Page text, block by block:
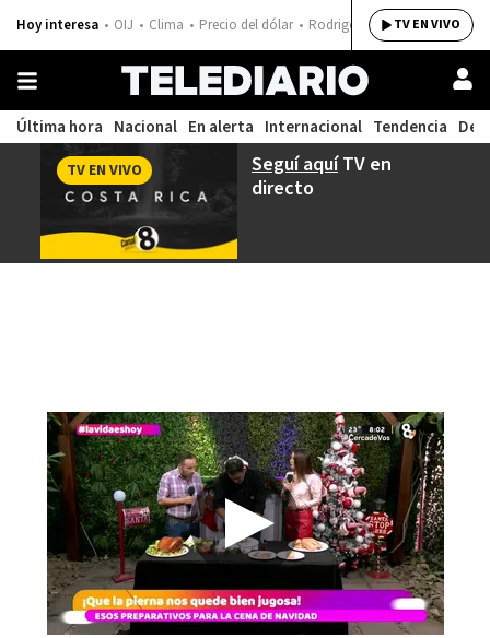
Hoy interesa OIJ Clima Precio del dólar Rodrigo ChavesTV EN VIVO
Última hora Nacional En alerta Internacional Tendencia
Seguí aquíTV en
directo
TV EN VIVO